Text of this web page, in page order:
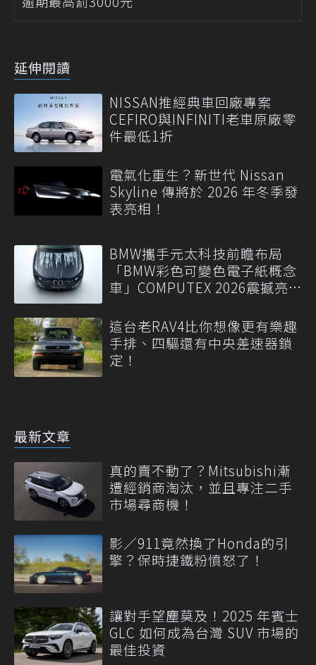
延伸閱讀
NISSAN推經典車回廠專案
CEFIRO與INFINITI老車原廠零
件最低1折
電氣化重生？新世代 Nissan
Skyline 傳將於 2026 年冬季發
表亮相！
BMW攜手元太科技前瞻布局
「BMW彩色可變色電子紙概念
車」COMPUTEX 2026震撼亮
這台老RAV4比你想像更有樂趣
手排、四驅還有中央差速器鎖
定！
最新文章
真的賣不動了？Mitsubishi漸
遭經銷商淘汰，並且專注二手
市場尋商機！
影／911竟然換了Honda的引
擎？保時捷鐵粉憤怒了！
讓對手望塵莫及！2025 年賓士
GLC 如何成為台灣 SUV 市場的
最佳投資